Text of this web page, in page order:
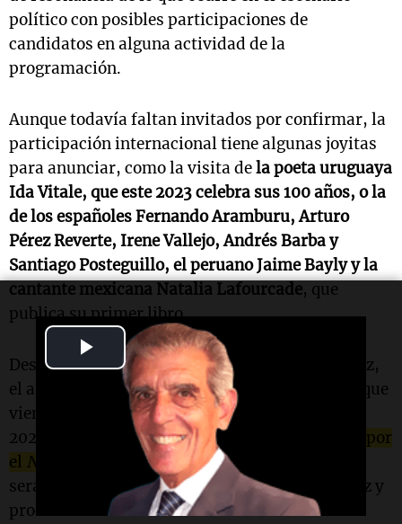
Play
Video
político con posibles participaciones de
candidatos en alguna actividad de la
programación.
Aunque todavía faltan invitados por confirmar, la
participación internacional tiene algunas joyitas
para anunciar, como la visita dela poeta uruguaya
Ida Vitale, que este 2023 celebra sus 100 años, o la
de los españoles Fernando Aramburu, Arturo
Pérez Reverte, Irene Vallejo, Andrés Barba y
Santiago Posteguillo, el peruano Jaime Bayly y la
cantante mexicana Natalia Lafourcade, que
publica su primer libro.
Desde Estados Unidos, desembarca Hernán Díaz,
el argentino que hace años vive en el exterior y que
viene para presentar su novela "
2022
fue elegida como uno de los libros del año por
el New York Times yThe New Yorker
será adaptada al formato miniserie por la actriz y
productora estadounidense Kate Winslet.